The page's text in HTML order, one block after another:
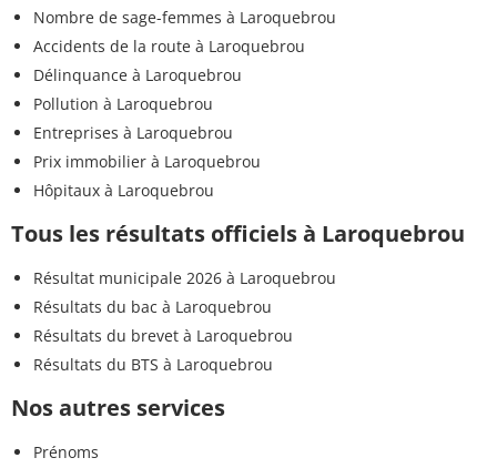
Nombre de sage-femmes à Laroquebrou
Accidents de la route à Laroquebrou
Délinquance à Laroquebrou
Pollution à Laroquebrou
Entreprises à Laroquebrou
Prix immobilier à Laroquebrou
Hôpitaux à Laroquebrou
Tous les résultats officiels à Laroquebrou
Résultat municipale 2026 à Laroquebrou
Résultats du bac à Laroquebrou
Résultats du brevet à Laroquebrou
Résultats du BTS à Laroquebrou
Nos autres services
Prénoms